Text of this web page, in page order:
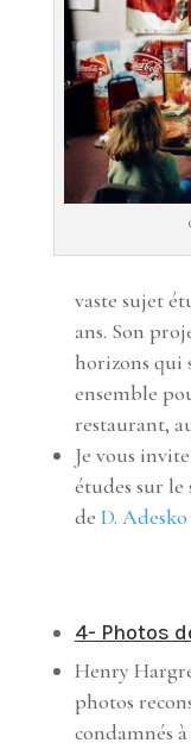
vaste sujet
ans. Son
horizons qui
ensemble
restaurant,
Je vous
études sur le
de D. Adesko
4- Photos
Henry
photos
condamnés